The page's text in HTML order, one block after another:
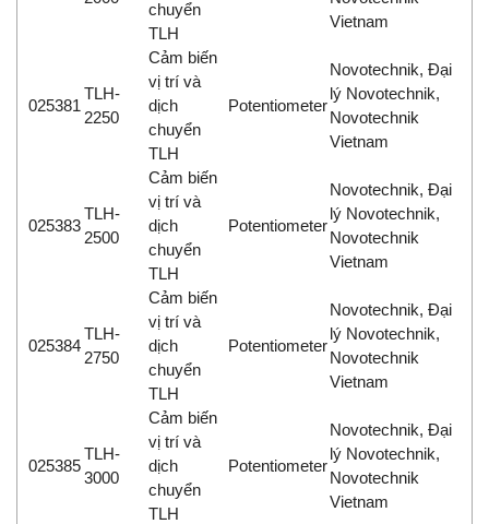
chuyển
TLH
Vietnam
025381
TLH-
2250
Cảm biến
vị trí và
dịch
chuyển
TLH
Potentiometer
Novotechnik, Đại
lý Novotechnik,
Novotechnik
Vietnam
025383
TLH-
2500
Cảm biến
vị trí và
dịch
chuyển
TLH
Potentiometer
Novotechnik, Đại
lý Novotechnik,
Novotechnik
Vietnam
025384
TLH-
2750
Cảm biến
vị trí và
dịch
chuyển
TLH
Potentiometer
Novotechnik, Đại
lý Novotechnik,
Novotechnik
Vietnam
025385
TLH-
3000
Cảm biến
vị trí và
dịch
chuyển
TLH
Potentiometer
Novotechnik, Đại
lý Novotechnik,
Novotechnik
Vietnam